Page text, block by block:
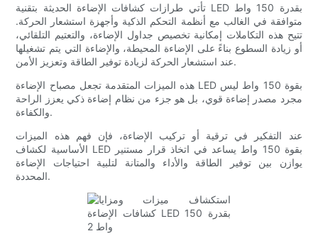
تأتي طرازات كشافات الإضاءة الحديثة بتقنية LED بقدرة 150 واط
متوافقة في الغالب مع أنظمة التحكم الذكية وأجهزة استشعار الحركة.
تتيح هذه التكاملات إمكانية تخصيص جداول الإضاءة، والتعتيم التلقائي،
أو زيادة السطوع بناءً على الإضاءة المحيطة، والإضاءة التي يتم تشغيلها
عند استشعار الحركة لزيادة توفير الطاقة وتعزيز الأمن.
هذه الميزات المتقدمة تجعل مصباح الإضاءة LED بقوة 150 واط ليس
مجرد مصدر إضاءة قوي، بل هو جزء من نظام إضاءة ذكي يعزز الراحة
والكفاءة.
عند التفكير في ترقية أو تركيب الإضاءة، فإن فهم هذه الميزات
الأساسية لكشاف LED بقوة 150 واط يساعد في اتخاذ قرار مستنير
يوازن بين توفير الطاقة والأداء والمتانة لتلبية احتياجات الإضاءة
المحددة.